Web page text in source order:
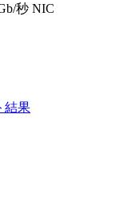
秒 NIC
結果